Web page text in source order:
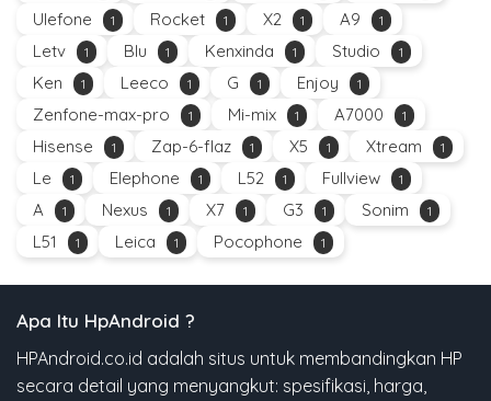
Ulefone 1 Rocket 1 X2 1 A9 1
Letv 1 Blu 1 Kenxinda 1 Studio 1
Ken 1 Leeco 1 G 1 Enjoy 1
Zenfone-max-pro 1 Mi-mix 1 A7000 1
Hisense 1 Zap-6-flaz 1 X5 1 Xtream 1
Le 1 Elephone 1 L52 1 Fullview 1
A 1 Nexus 1 X7 1 G3 1 Sonim 1
L51 1 Leica 1 Pocophone 1
Apa Itu HpAndroid ?
HPAndroid.co.id adalah situs untuk membandingkan HP
secara detail yang menyangkut: spesifikasi, harga,